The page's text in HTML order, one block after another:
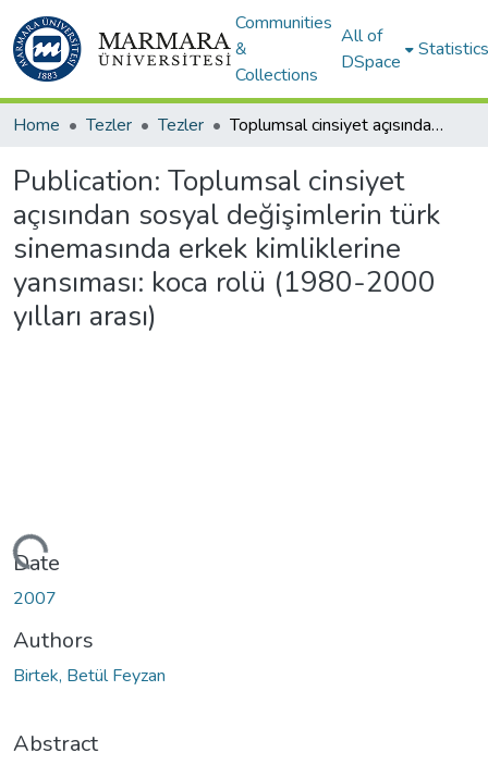
Communities
&
Collections
All of
DSpace
Statistics
Home Tezler Tezler Toplumsal cinsiyet açısından sosyal değişimlerin türk sinemasında erkek kimliklerine yansıması: koca rolü (1980-2000 yılları arası)
Publication: Toplumsal cinsiyet
açısından sosyal değişimlerin türk
sinemasında erkek kimliklerine
yansıması: koca rolü (1980-2000
yılları arası)
Date
2007
Authors
Birtek, Betül Feyzan
Abstract